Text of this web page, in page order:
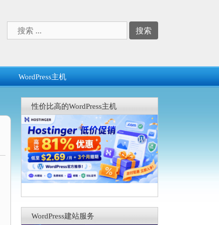
索：
WordPress主机
性价比高的WordPress主机
WordPress建站服务